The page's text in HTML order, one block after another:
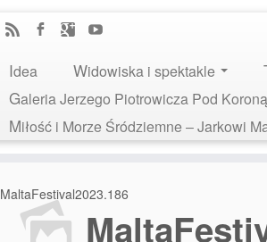
Idea Widowiska i spektakle
Galeria Jerzego Piotrowicza Pod Koroną
Miłość i Morze Śródziemne – Jarkowi
MaltaFestival2023.186